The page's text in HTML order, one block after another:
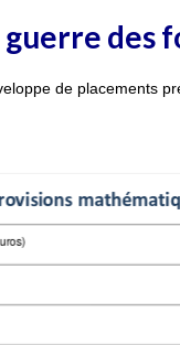
des
de placements